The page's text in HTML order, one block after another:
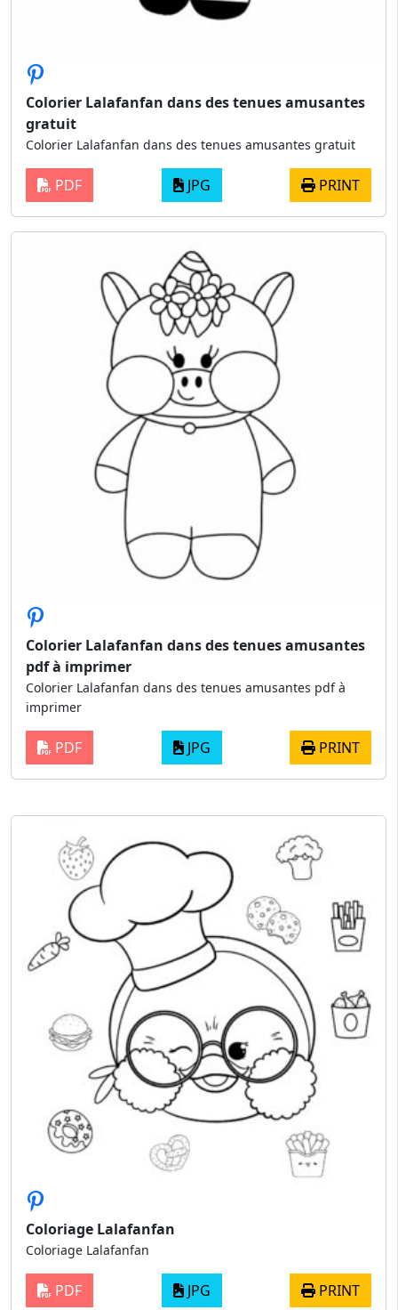
Colorier Lalafanfan dans des tenues amusantes
gratuit
Colorier Lalafanfan dans des tenues amusantes gratuit
PDF JPG PRINT
Colorier Lalafanfan dans des tenues amusantes
pdf à imprimer
Colorier Lalafanfan dans des tenues amusantes pdf à
imprimer
PDF JPG PRINT
Coloriage Lalafanfan
Coloriage Lalafanfan
PDF JPG PRINT